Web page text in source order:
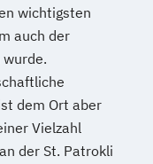
wichtigsten
auch der
dem Ort aber
Vielzahl
der St. Patrokli